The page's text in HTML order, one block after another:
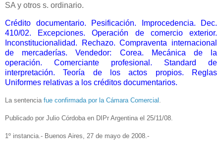
SA y otros s. ordinario.
Crédito documentario. Pesificación. Improcedencia. Dec.
410/02. Excepciones. Operación de comercio exterior.
Inconstitucionalidad. Rechazo. Compraventa internacional
de mercaderías. Vendedor: Corea. Mecánica de la
operación. Comerciante profesional. Standard de
interpretación. Teoría de los actos propios. Reglas
Uniformes relativas a los créditos documentarios.
La sentencia fue confirmada por la Cámara Comercial .
Publicado por Julio Córdoba en DIPr Argentina el 25/11/08.
1º instancia.- Buenos Aires, 27 de mayo de 2008.-